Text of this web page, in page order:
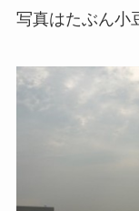
写真はたぶん小